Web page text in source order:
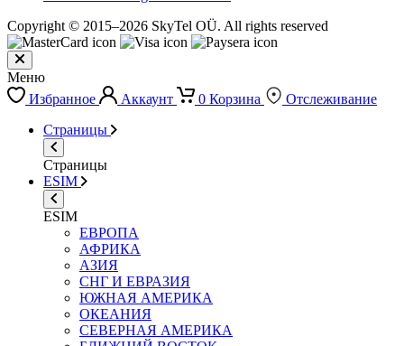
Copyright © 2015–2026 SkyTel OÜ. All rights reserved
Меню
Избранное
Аккаунт 0 Корзина
Отслеживание
Страницы
Страницы
ESIM
ESIM
ЕВРОПА
АФРИКА
АЗИЯ
СНГ И ЕВРАЗИЯ
ЮЖНАЯ АМЕРИКА
ОКЕАНИЯ
СЕВЕРНАЯ АМЕРИКА